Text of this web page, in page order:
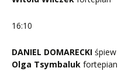
16:10
DANIEL DOMARECKI śpiew
Olga Tsymbaluk fortepian